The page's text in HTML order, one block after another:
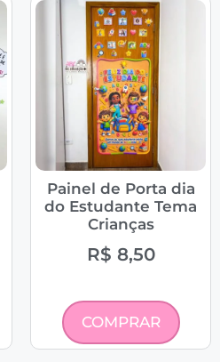
Painel de Porta dia
do Estudante Tema
Crianças
R$ 8,50
COMPRAR